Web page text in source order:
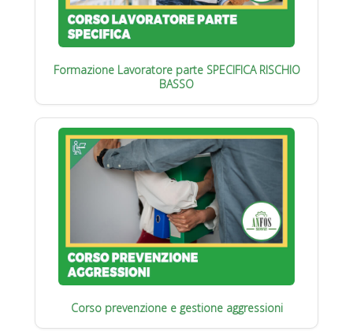
Formazione Lavoratore parte SPECIFICA RISCHIO
BASSO
Corso prevenzione e gestione aggressioni